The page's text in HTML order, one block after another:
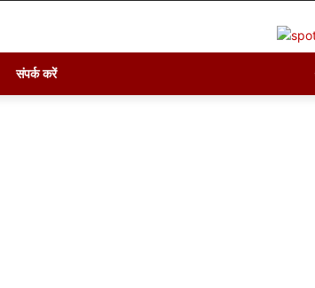
संपर्क करें